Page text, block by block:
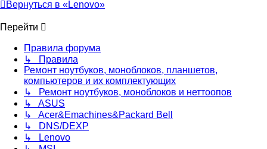
Вернуться в «Lenovo»
Перейти
Правила форума
↳ Правила
Ремонт ноутбуков, моноблоков, планшетов,
компьютеров и их комплектующих
↳ Ремонт ноутбуков, моноблоков и неттоопов
↳ ASUS
↳ Acer&Emachines&Packard Bell
↳ DNS/DEXP
↳ Lenovo